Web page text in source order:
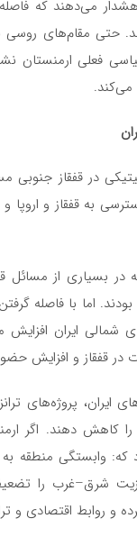
می‌دهند که
حتی مقام‌های روسی
فعلی ارمنستان
می‌کند.
در قفقاز
به قفقاز و
در بسیاری از
اما با فاصله
شمالی ایران افزایش
در قفقاز و افزایش
ایران، پروژه‌های
کاهش دهند. اگر
وابستگی منطقه
شرق–غرب را
و روابط اقتصادی و